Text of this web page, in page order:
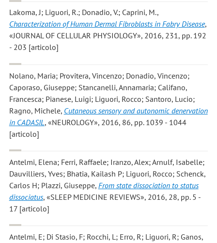
Lakoma, J; Liguori, R.; Donadio, V.; Caprini, M.,
Characterization of Human Dermal Fibroblasts in Fabry Disease,
«JOURNAL OF CELLULAR PHYSIOLOGY», 2016, 231, pp. 192
- 203 [articolo]
Nolano, Maria; Provitera, Vincenzo; Donadio, Vincenzo;
Caporaso, Giuseppe; Stancanelli, Annamaria; Califano,
Francesca; Pianese, Luigi; Liguori, Rocco; Santoro, Lucio;
Ragno, Michele, Cutaneous sensory and autonomic denervation
in CADASIL , «NEUROLOGY», 2016, 86, pp. 1039 - 1044
[articolo]
Antelmi, Elena; Ferri, Raffaele; Iranzo, Alex; Arnulf, Isabelle;
Dauvilliers, Yves; Bhatia, Kailash P; Liguori, Rocco; Schenck,
Carlos H; Plazzi, Giuseppe, From state dissociation to status
dissociatus, «SLEEP MEDICINE REVIEWS», 2016, 28, pp. 5 -
17 [articolo]
Antelmi, E; Di Stasio, F; Rocchi, L; Erro, R; Liguori, R; Ganos,